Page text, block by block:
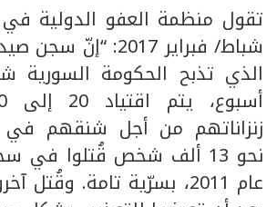
تقول منظمة العفو الدولية
شباط/ فبراير 2017:
الذي تذبح الحكومة السورية
زنزاناتهم من أجل شنقهم في
نحو 13 ألف شخص قُتلوا في
عام 2011، بسرّية تامة.